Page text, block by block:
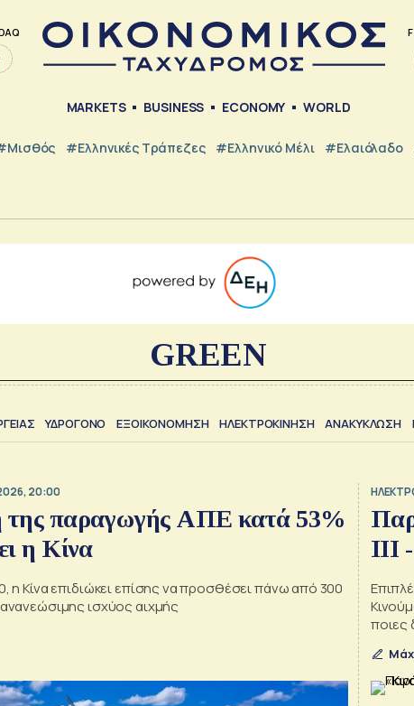
MARKETS BUSINESS ECONOMY WORLD
#ελληνικές Τράπεζες #Ελληνικό Μέλι #Ελαιόλαδο
GREEN
ΥΔΡΟΓΟΝΟ ΕΞΟΙΚΟΝΟΜΗΣΗ ΗΛΕΚΤΡΟΚΙΝΗΣΗ ΑΝΑΚΥΚΛΩΣΗ
20:00
της παραγωγής ΑΠΕ κατά 53%
η Κίνα
η Κίνα επιδιώκει επίσης να προσθέσει πάνω από 300
ανανεώσιμης ισχύος αιχμής
ΙΙΙ
ποιες